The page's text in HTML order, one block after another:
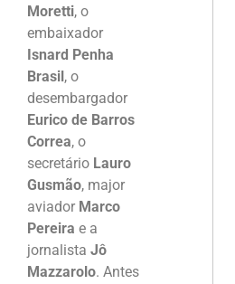
Moretti, o
embaixador
Isnard Penha
Brasil , o
desembargador
Eurico de Barros
Correa, o
secretário Lauro
Gusmão, major
aviador Marco
Pereira e a
jornalista Jô
Mazzarolo. Antes